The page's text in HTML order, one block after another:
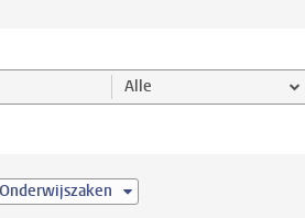
categorie Alle